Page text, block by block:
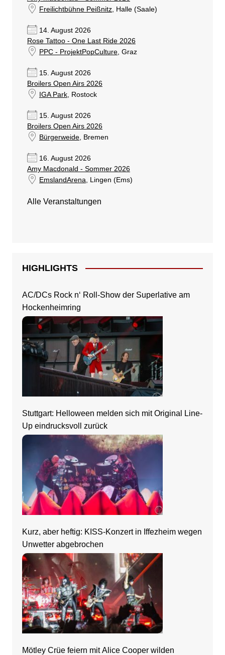
Freilichtbühne Peißnitz, Halle (Saale)
14. August 2026
Rose Tattoo - One Last Ride 2026
PPC - ProjektPopCulture, Graz
15. August 2026
Broilers Open Airs 2026
IGA Park, Rostock
15. August 2026
Broilers Open Airs 2026
Bürgerweide, Bremen
16. August 2026
Amy Macdonald - Sommer 2026
EmslandArena , Lingen (Ems)
Alle Veranstaltungen
HIGHLIGHTS
AC/DCs Rock n‘ Roll-Show der Superlative am
Hockenheimring
Stuttgart: Helloween melden sich mit Original Line-
Up eindrucksvoll zurück
Kurz, aber heftig: KISS-Konzert in Iffezheim wegen
Unwetter abgebrochen
Mötley Crüe feiern mit Alice Cooper wilden